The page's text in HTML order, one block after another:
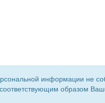
информации не
образом